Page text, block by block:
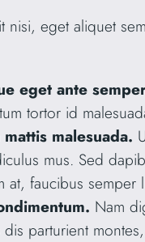
nisi, eget aliquet
eget ante
tortor id
malesuada.
mus. Sed
at, faucibus semper
Nam
parturient